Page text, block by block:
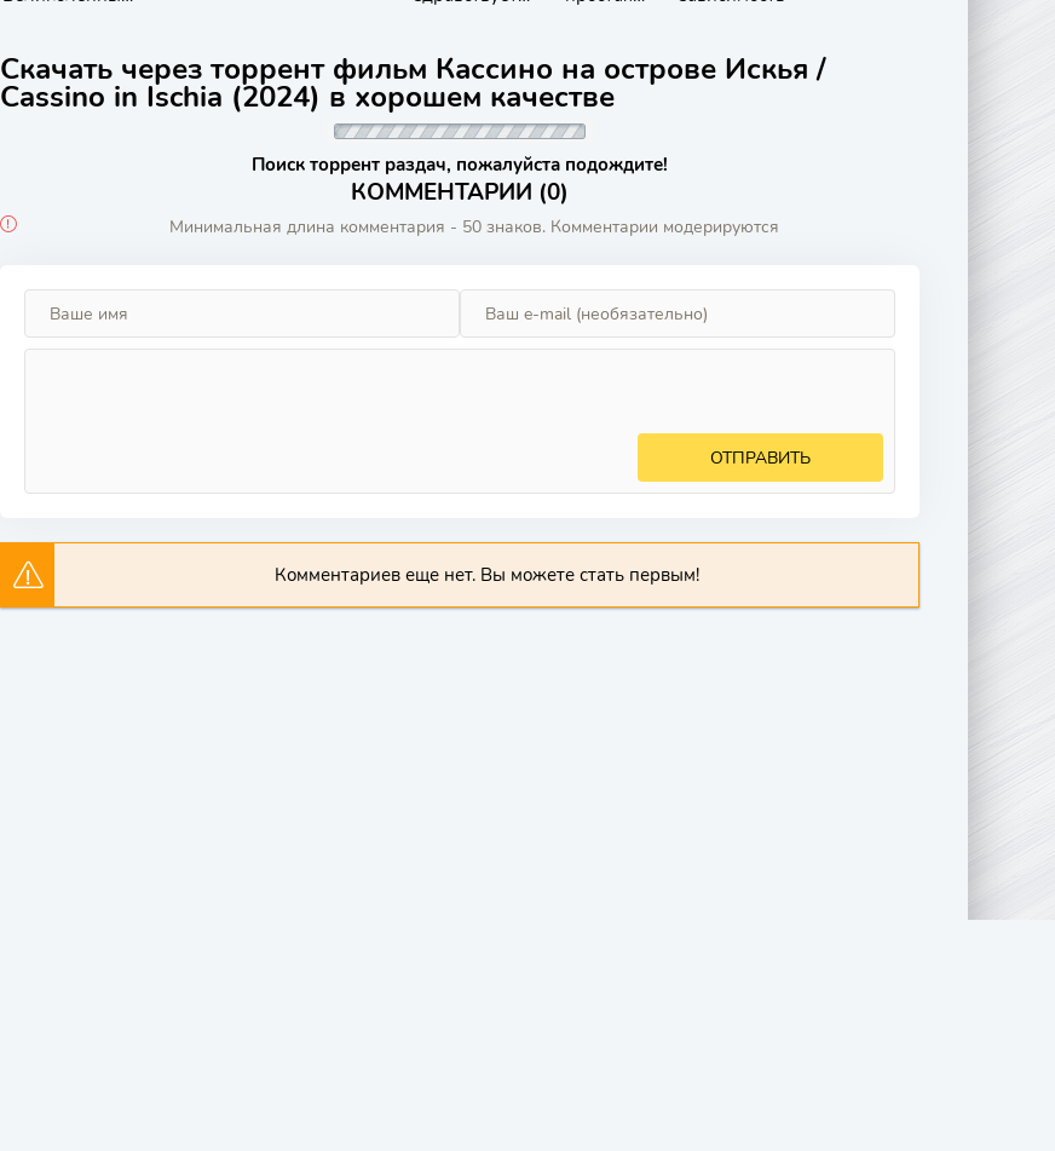
Скачать через торрент фильм Кассино на острове Искья /
Cassino in Ischia (2024) в хорошем качестве
Поиск торрент раздач, пожалуйста подождите!
КОММЕНТАРИИ (0)
Минимальная длина комментария - 50 знаков. Комментарии модерируются
ОТПРАВИТЬ
Комментариев еще нет. Вы можете стать первым!